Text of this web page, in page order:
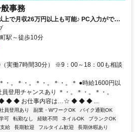
事務
上で月収26万円以上も可能♪ PC入力ができ
近辺の一般事務
駅～徒歩10分
実働7時間30分） ※9：00～18：00も相談
・。＊・。＊・。＊・。＊ ●時給1600円以
員登用チャンスあり ＊・。＊・。＊・。
◆ ◆ ◆ お仕事内容は…☆ ◆ ◆ ◆ ...
員登用あり 副業・WワークOK
バイク通勤OK
可 転勤なし 経験不問 ネイルOK
ブランクOK
給 長期歓迎 フルタイム歓迎
長期休暇あり